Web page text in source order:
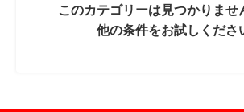
このカテゴリーは見つかりませ
他の条件をお試しくださ